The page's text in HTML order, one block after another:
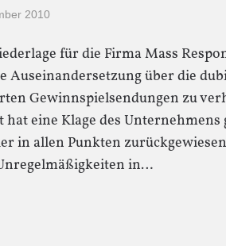
2010
für die Firma Mass
Auseinandersetzung über die
Gewinnspielsendungen zu
eine Klage des Unternehmens
in allen Punkten
in…